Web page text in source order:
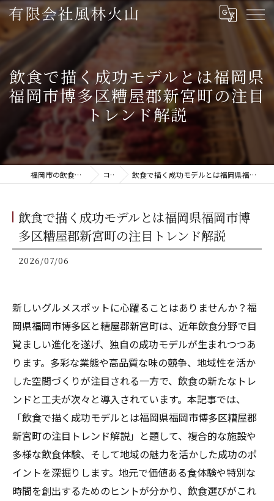
飲食で描く成功モデルとは福岡県
福岡市博多区糟屋郡新宮町の注目
トレンド解説
福岡市の飲食は有限会社風林火山 コラム 飲食で描く成功モデルとは福岡県福岡市博多区糟屋郡新宮町の注目トレンド解説
飲食で描く成功モデルとは福岡県福岡市博
多区糟屋郡新宮町の注目トレンド解説
2026/07/06
新しいグルメスポットに心躍ることはありませんか？福
岡県福岡市博多区と糟屋郡新宮町は、近年飲食分野で目
覚ましい進化を遂げ、独自の成功モデルが生まれつつあ
ります。多彩な業態や高品質な味の競争、地域性を活か
した空間づくりが注目される一方で、飲食の新たなトレ
ンドと工夫が次々と導入されています。本記事では、
「飲食で描く成功モデルとは福岡県福岡市博多区糟屋郡
新宮町の注目トレンド解説」と題して、複合的な施設や
多様な飲食体験、そして地域の魅力を活かした成功のポ
イントを深掘りします。地元で価値ある食体験や特別な
時間を創出するためのヒントが分かり、飲食選びがこれ